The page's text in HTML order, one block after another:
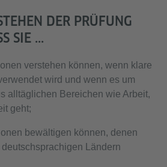
DER PRÜFUNG
SIE ...
verstehen können, wenn klare
wird und wenn es um
alltäglichen Bereichen wie Arbeit,
geht;
bewältigen können, denen
Ländern